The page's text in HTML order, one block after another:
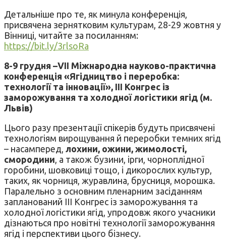
Детальніше про те, як минула конференція,
присвячена зернятковим культурам, 28-29 жовтня у
Вінниці, читайте за посиланням:
https://bit.ly/3rlsoRa
8-9 грудня –VII Міжнародна науково-практична
конференція «Ягідництво і переробка:
технології та інновації», III Конгрес із
заморожування та холодної логістики ягід (м.
Львів)
Цього разу презентації спікерів будуть присвячені
технологіям вирощування й переробки темних ягід
– насамперед, лохини, ожини, жимолості,
смородини , а також бузини, ірги, чорноплідної
горобини, шовковиці тощо, і дикорослих культур,
таких, як чорниця, журавлина, брусниця, морошка.
Паралельно з основним пленарним засіданням
запланований III Конгрес із заморожування та
холодної логістики ягід, упродовж якого учасники
дізнаються про новітні технології заморожування
ягід і перспективи цього бізнесу.